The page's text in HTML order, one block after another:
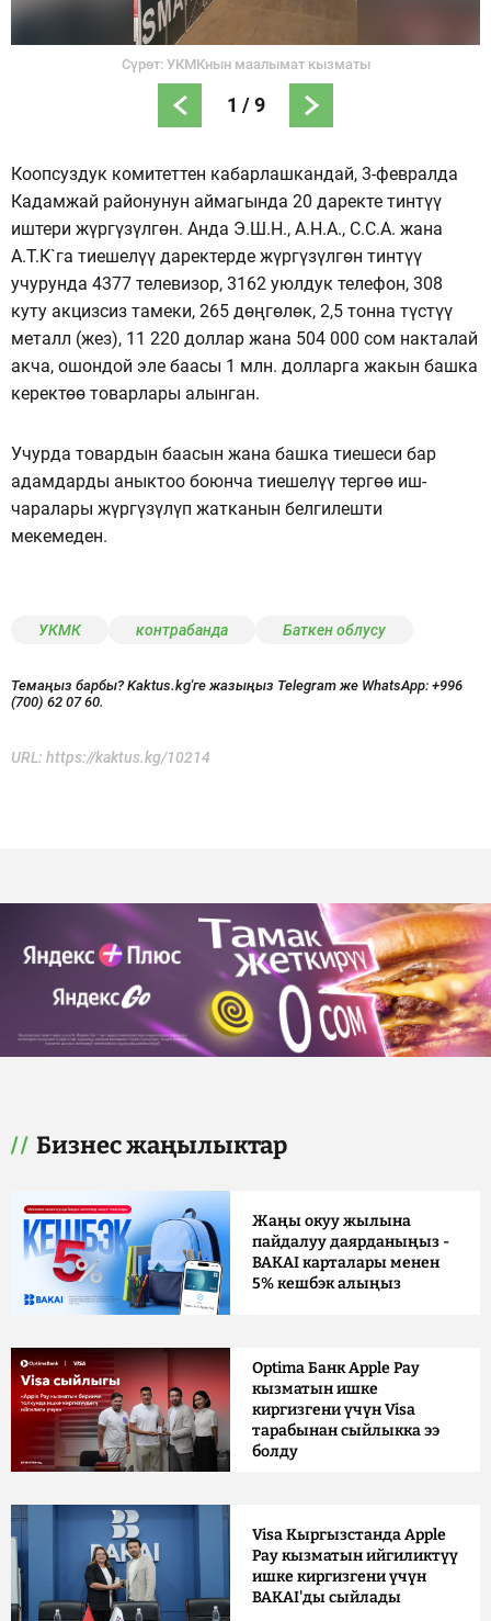
Сүрөт: УКМКнын маалымат кызматы
1 /9
Коопсуздук комитеттен кабарлашкандай, 3-февралда
Кадамжай районунун аймагында 20 даректе тинтүү
иштери жүргүзүлгөн. Анда Э.Ш.Н., А.Н.А., С.С.А. жана
А.Т.К`га тиешелүү даректерде жүргүзүлгөн тинтүү
учурунда 4377 телевизор, 3162 уюлдук телефон, 308
куту акцизсиз тамеки, 265 дөңгөлөк, 2,5 тонна түстүү
металл (жез), 11 220 доллар жана 504 000 сом накталай
акча, ошондой эле баасы 1 млн. долларга жакын башка
керектөө товарлары алынган.
Учурда товардын баасын жана башка тиешеси бар
адамдарды аныктоо боюнча тиешелүү тергөө иш-
чаралары жүргүзүлүп жатканын белгилешти
мекемеден.
УКМК контрабанда Баткен облусу
Темаңыз барбы? Kaktus.kg'ге жазыңыз Telegram же WhatsApp: +996
(700) 62 07 60.
URL: https://kaktus.kg/10214
Бизнес жаңылыктар
Жаңы окуу жылына
пайдалуу даярданыңыз -
BAKAI карталары менен
5% кешбэк алыңыз
Optima Банк Apple Pay
кызматын ишке
киргизгени үчүн Visa
тарабынан сыйлыкка ээ
болду
Visa Кыргызстанда Apple
Pay кызматын ийгиликтүү
ишке киргизгени үчүн
BAKAI'ды сыйлады